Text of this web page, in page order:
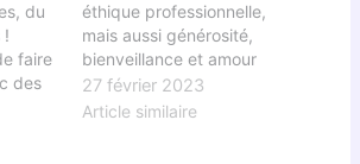
du
!
faire
des
éthique professionnelle,
mais aussi générosité,
bienveillance et amour
inconditionnel sont au
rendez-vous. Rare. j'ai vu
27 février 2023
Article similaire